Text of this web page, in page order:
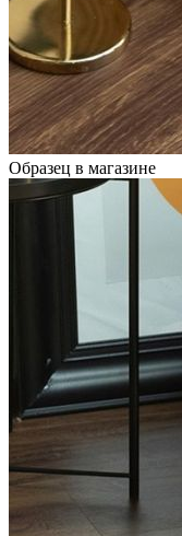
Образец в магазине